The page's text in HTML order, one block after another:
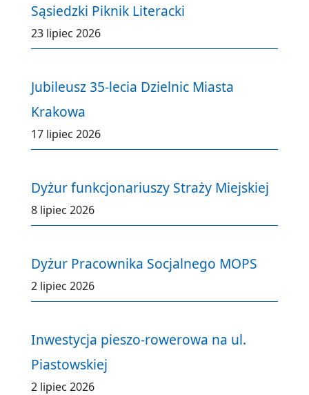
Sąsiedzki Piknik Literacki
23 lipiec 2026
Jubileusz 35-lecia Dzielnic Miasta
Krakowa
17 lipiec 2026
Dyżur funkcjonariuszy Straży Miejskiej
8 lipiec 2026
Dyżur Pracownika Socjalnego MOPS
2 lipiec 2026
Inwestycja pieszo-rowerowa na ul.
Piastowskiej
2 lipiec 2026